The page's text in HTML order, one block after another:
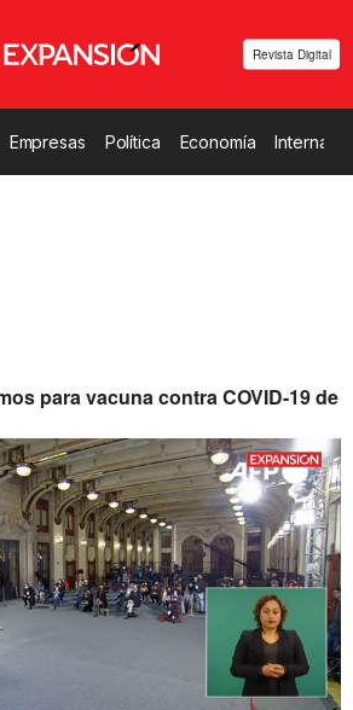
Revista Digital
Empresas Política Economía
para vacuna contra COVID-19 de